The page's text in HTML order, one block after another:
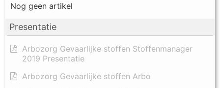
Nog geen artikel
Presentatie
Arbozorg Gevaarlijke stoffen Stoffenmanager
2019 Presentatie
Arbozorg Gevaarlijke stoffen Arbo